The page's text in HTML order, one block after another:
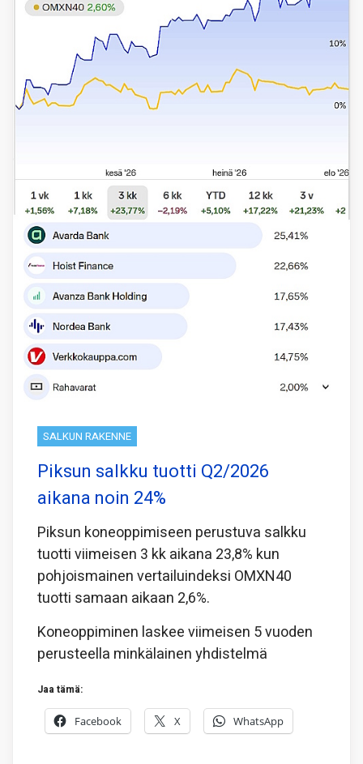
SALKUN RAKENNE
Piksun salkku tuotti Q2/2026
aikana noin 24%
Piksun koneoppimiseen perustuva salkku
tuotti viimeisen 3 kk aikana 23,8% kun
pohjoismainen vertailuindeksi OMXN40
tuotti samaan aikaan 2,6%.
Koneoppiminen laskee viimeisen 5 vuoden
perusteella minkälainen yhdistelmä
Jaa tämä:
Facebook X WhatsApp